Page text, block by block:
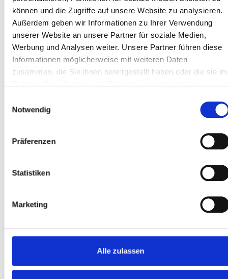
können und die Zugriffe auf unsere Website zu analysieren.
Außerdem geben wir Informationen zu Ihrer Verwendung
unserer Website an unsere Partner für soziale Medien,
Werbung und Analysen weiter. Unsere Partner führen diese
Informationen möglicherweise mit weiteren Daten
zusammen, die Sie ihnen bereitgestellt haben oder die sie im
Notwendig
Präferenzen
Statistiken
Marketing
Alle zulassen
10 MB pro Datei, 20 MB insgesamt.
Word- oder PDF-Datei hinzufügen
Zur Datenschutzerklärung
* Die mit Sternchen gekennzeichneten Felder sind
das Info-Symbol am jeweiligen Feld. Ihre Daten
werden gemäß den datenschutzrechtlichen
Bestimmungen vertraulich behandelt. Sie werden